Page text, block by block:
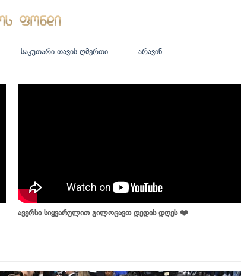
საკუთარი თავის ღმერთი არავინ
ავერსი სიყვარულით გილოცავთ დედის დღეს ❤️